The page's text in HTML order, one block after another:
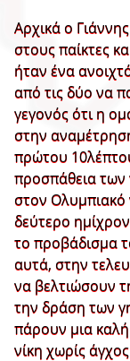
Αρχικά ο
στους παίκτες
ήταν ένα
από τις δύο να
γεγονός ότι η
στην
πρώτου
προσπάθεια
στον Ολυμπιακό
δεύτερο
το προβάδισμα
αυτά, στην
να βελτιώσουν
την δράση των
πάρουν μια
νίκη χωρίς